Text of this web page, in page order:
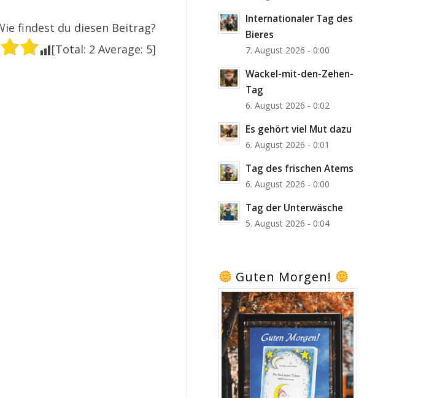
findest du diesen Beitrag?
[Total: 2 Average: 5]
Internationaler Tag des
Bieres
7. August 2026 - 0:00
Wackel-mit-den-Zehen-
Tag
6. August 2026 - 0:02
Es gehört viel Mut dazu
6. August 2026 - 0:01
Tag des frischen Atems
6. August 2026 - 0:00
Tag der Unterwäsche
5. August 2026 - 0:04
Guten Morgen!